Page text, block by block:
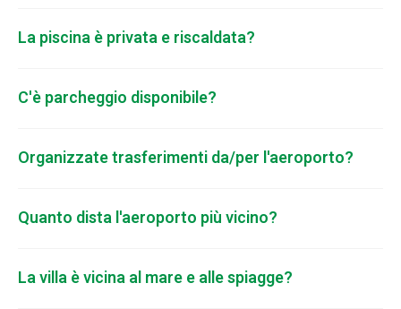
La piscina è privata e riscaldata?
C'è parcheggio disponibile?
Organizzate trasferimenti da/per l'aeroporto?
Quanto dista l'aeroporto più vicino?
La villa è vicina al mare e alle spiagge?